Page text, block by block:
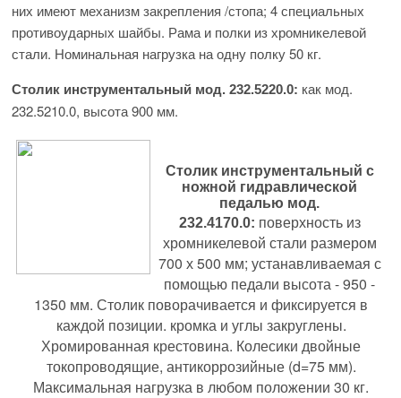
них имеют механизм закрепления /стопа; 4 специальных
противоударных шайбы. Рама и полки из хромникелевой
стали. Номинальная нагрузка на одну полку 50 кг.
Столик инструментальный мод. 232.5220.0: как мод.
232.5210.0, высота 900 мм.
Столик инструментальный с
ножной гидравлической
педалью мод.
232.4170.0: поверхность из
хромникелевой стали размером
700 х 500 мм; устанавливаемая с
помощью педали высота - 950 -
1350 мм. Столик поворачивается и фиксируется в
каждой позиции. кромка и углы закруглены.
Хромированная крестовина. Колесики двойные
токопроводящие, антикоррозийные (d=75 мм).
Максимальная нагрузка в любом положении 30 кг.